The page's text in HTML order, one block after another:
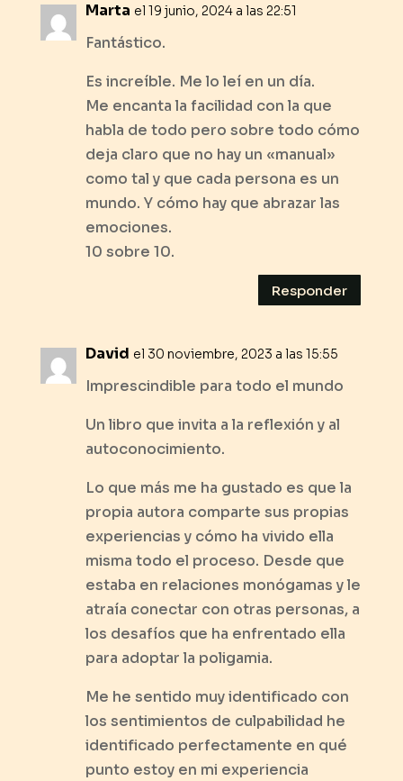
Marta el 19 junio, 2024 a las 22:51
Fantástico.
Es increíble. Me lo leí en un día.
Me encanta la facilidad con la que
habla de todo pero sobre todo cómo
deja claro que no hay un «manual»
como tal y que cada persona es un
mundo. Y cómo hay que abrazar las
emociones.
10 sobre 10.
Responder
David el 30 noviembre, 2023 a las 15:55
Imprescindible para todo el mundo
Un libro que invita a la reflexión y al
autoconocimiento.
Lo que más me ha gustado es que la
propia autora comparte sus propias
experiencias y cómo ha vivido ella
misma todo el proceso. Desde que
estaba en relaciones monógamas y le
atraía conectar con otras personas, a
los desafíos que ha enfrentado ella
para adoptar la poligamia.
Me he sentido muy identificado con
los sentimientos de culpabilidad he
identificado perfectamente en qué
punto estoy en mi experiencia